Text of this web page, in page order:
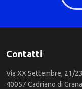
Contatti
Via XX Settembre, 21/23
40057 Cadriano di